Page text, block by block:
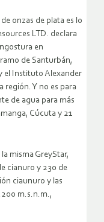
onzas de plata es lo
LTD. declara
en
de Santurbán,
el Instituto Alexander
región. Y no es para
de agua para más
Cúcuta y 21
misma GreyStar,
cianuro y 230 de
ciaunuro y las
m.s.n.m.,